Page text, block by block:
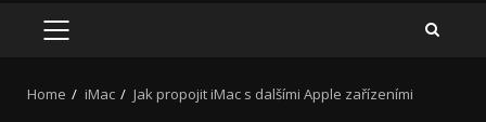
PRIMARY
Home iMac Jak propojit iMac s dalšími Apple zařízeními